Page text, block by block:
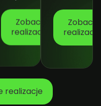
Zobacz
realizację
Zobacz
realizację
realizacje